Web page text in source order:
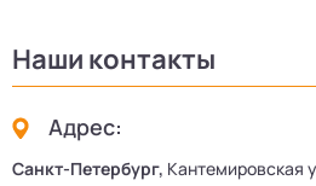
Наши контакты
Адрес:
Санкт-Петербург, Кантемировская